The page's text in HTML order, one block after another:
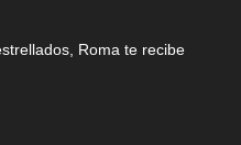
Roma te recibe